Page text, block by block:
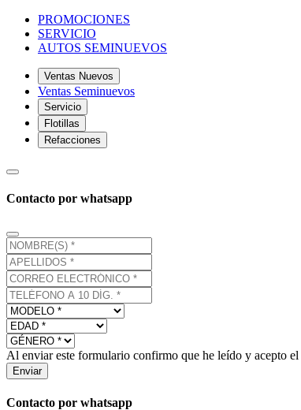
PROMOCIONES
SERVICIO
AUTOS SEMINUEVOS
Ventas Nuevos
Ventas Seminuevos
Servicio
Flotillas
Refacciones
Contacto por whatsapp
Al enviar este formulario confirmo que he leído y acepto el
Enviar
Contacto por whatsapp